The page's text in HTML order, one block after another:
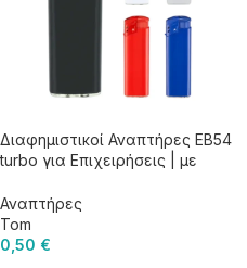
Διαφημιστικοί Αναπτήρες EB54
turbo για Επιχειρήσεις | με
Αναπτήρες
Tom
0,50 €